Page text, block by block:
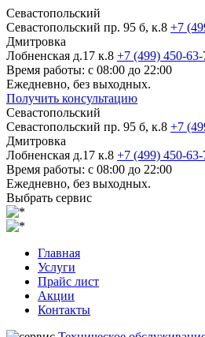
Севастопольский
Севастопольский пр. 95 б, к.8 +7
Дмитровка
Лобненская д.17 к.8 +7 (499) 450-63-
Время работы: с 08:00 до 22:00
Ежедневно, без выходных.
Получить консультацию
Севастопольский
Севастопольский пр. 95 б, к.8 +7
Дмитровка
Лобненская д.17 к.8 +7 (499) 450-63-
Время работы: с 08:00 до 22:00
Ежедневно, без выходных.
Выбрать сервис
Главная
Услуги
Прайс лист
Акции
Контакты